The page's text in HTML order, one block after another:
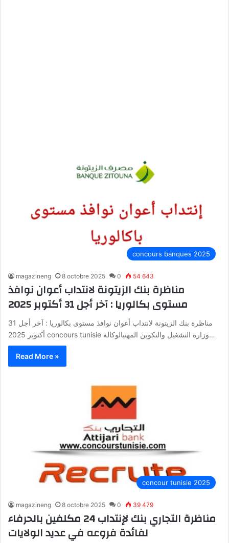
concours banques 2025
magazineng 8 octobre 2025 0 54 643
مناظرة بنك الزيتونة لانتداب أعوان نوافذ
مستوى بكالوريا : آخر أجل 31 أكتوبر 2025
مناظرة بنك الزيتونة لانتداب أعوان نوافذ مستوى بكالوريا : آخر أجل 31
أكتوبر 2025 concours tunisie وزارة التشغيل والتكوين المهنيالوكالة…
Read More »
concour tunisie 2025
magazineng 8 octobre 2025 0 39 479
مناظرة التجاري بنك لإنتداب 24 مكلفين بالحرفاء
لفائدة فروعه في عديد الولايات